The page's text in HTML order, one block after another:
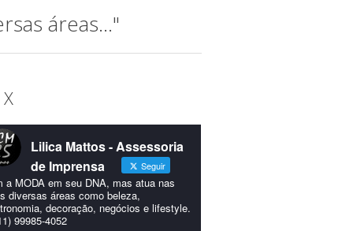
áreas..."
Lilica Mattos - Assessoria
de Imprensa
Seguir
a MODA em seu DNA, mas atua nas
diversas áreas como beleza,
decoração, negócios e lifestyle.
99985-4052